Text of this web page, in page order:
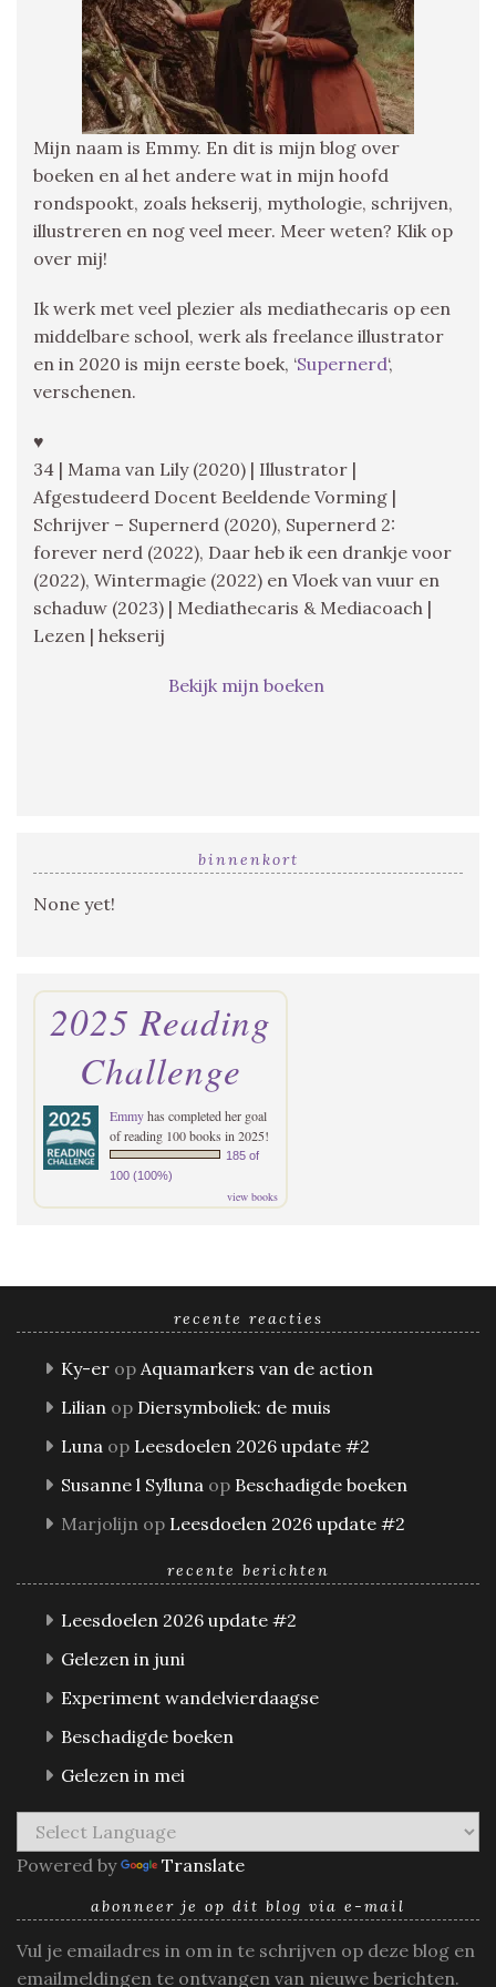
Mijn naam is Emmy. En dit is mijn blog over
boeken en al het andere wat in mijn hoofd
rondspookt, zoals hekserij, mythologie, schrijven,
illustreren en nog veel meer. Meer weten? Klik op
over mij!
Ik werk met veel plezier als mediathecaris op een
middelbare school, werk als freelance illustrator
en in 2020 is mijn eerste boek, ‘Supernerd‘,
verschenen.
♥
34 | Mama van Lily (2020) | Illustrator |
Afgestudeerd Docent Beeldende Vorming |
Schrijver – Supernerd (2020), Supernerd 2:
forever nerd (2022), Daar heb ik een drankje voor
(2022), Wintermagie (2022) en Vloek van vuur en
schaduw (2023) | Mediathecaris & Mediacoach |
Lezen | hekserij
Bekijk mijn boeken
binnenkort
None yet!
2025 Reading
Challenge
Emmyhas completed her goal
of reading 100 books in 2025!
185 of
100 (100%)
view books
recente reacties
Ky-er op Aquamarkers van de action
Lilian op Diersymboliek: de muis
Luna op Leesdoelen 2026 update #2
Susanne l Sylluna op Beschadigde boeken
Marjolijn op Leesdoelen 2026 update #2
recente berichten
Leesdoelen 2026 update #2
Gelezen in juni
Experiment wandelvierdaagse
Beschadigde boeken
Gelezen in mei
Powered by Translate
abonneer je op dit blog via e-mail
Vul je emailadres in om in te schrijven op deze blog en
emailmeldingen te ontvangen van nieuwe berichten.